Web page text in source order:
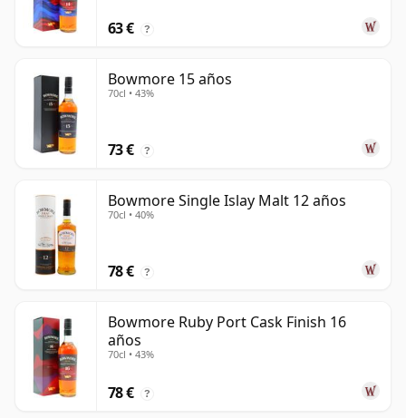
63 € ?
Bowmore 15 años
70cl • 43%
73 € ?
Bowmore Single Islay Malt 12 años
70cl • 40%
78 € ?
Bowmore Ruby Port Cask Finish 16
años
70cl • 43%
78 € ?